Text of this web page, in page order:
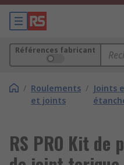
Références fabricant
/ Roulements
et joints
/ Joints
RS PRO Kit